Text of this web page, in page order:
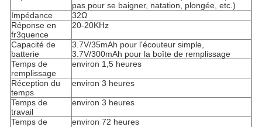
pas pour se baigner, natation, plongée, etc.)
Impédance
32Ω
Réponse en
fr3quence
20-20KHz
Capacité de
batterie
3.7V/35mAh pour l'écouteur simple,
3.7V/300mAh pour la boîte de remplissage
Temps de
remplissage
environ 1,5 heures
Réception du
temps
environ 3 heures
Temps de
travail
environ 3 heures
Temps de
environ 72 heures